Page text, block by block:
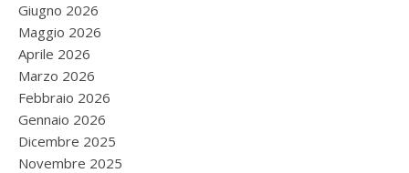
Giugno 2026
Maggio 2026
Aprile 2026
Marzo 2026
Febbraio 2026
Gennaio 2026
Dicembre 2025
Novembre 2025